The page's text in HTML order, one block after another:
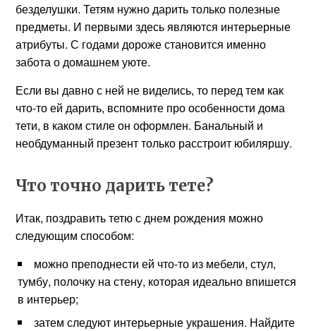
безделушки. Тетям нужно дарить только полезные
предметы. И первыми здесь являются интерьерные
атрибуты. С годами дороже становится именно
забота о домашнем уюте.
Если вы давно с ней не виделись, то перед тем как
что-то ей дарить, вспомните про особенности дома
тети, в каком стиле он оформлен. Банальный и
необдуманный презент только расстроит юбиляршу.
Что точно дарить тете?
Итак, поздравить тетю с днем рождения можно
следующим способом:
можно преподнести ей что-то из мебели, стул,
тумбу, полочку на стену, которая идеально впишется
в интерьер;
затем следуют интерьерные украшения. Найдите